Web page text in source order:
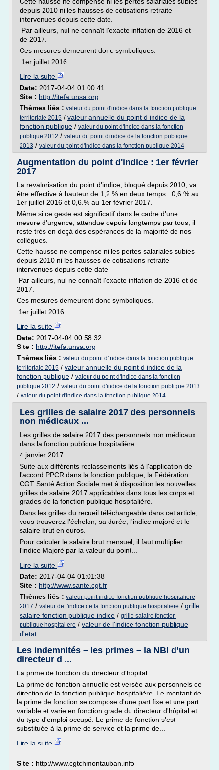
depuis 2010 ni les hausses de cotisations retraite
intervenues depuis cette date.
Par ailleurs, nul ne connaît l'exacte inflation de 2016 et
de 2017.
Ces mesures demeurent donc symboliques.
1er juillet 2016 :...
Lire la suite
Date: 2017-04-04 01:00:41
Site : http://itefa.unsa.org
Thèmes liés : valeur du point d'indice dans la fonction publique
territoriale 2015 / valeur annuelle du point d indice de la
fonction publique / valeur du point d'indice dans la fonction
publique 2012 / valeur du point d'indice de la fonction publique
2013 / valeur du point d'indice dans la fonction publique 2014
Augmentation du point d'indice : 1er février
2017
La revalorisation du point d'indice, bloqué depuis 2010, va
être effective à hauteur de 1,2.% en deux temps : 0,6.% au
1er juillet 2016 et 0,6.% au 1er février 2017.
Même si ce geste est significatif dans le cadre d'une
mesure d'urgence, attendue depuis longtemps par tous, il
reste très en deçà des espérances de la majorité de nos
collègues.
Cette hausse ne compense ni les pertes salariales subies
depuis 2010 ni les hausses de cotisations retraite
intervenues depuis cette date.
Par ailleurs, nul ne connaît l'exacte inflation de 2016 et de
2017.
Ces mesures demeurent donc symboliques.
1er juillet 2016 :...
Lire la suite
Date: 2017-04-04 00:58:32
Site : http://itefa.unsa.org
Thèmes liés : valeur du point d'indice dans la fonction publique
territoriale 2015 / valeur annuelle du point d indice de la
fonction publique / valeur du point d'indice dans la fonction
publique 2012 / valeur du point d'indice de la fonction publique 2013
/ valeur du point d'indice dans la fonction publique 2014
Les grilles de salaire 2017 des personnels
non médicaux ...
Les grilles de salaire 2017 des personnels non médicaux
dans la fonction publique hospitalière
4 janvier 2017
Suite aux différents reclassements liés à l'application de
l'accord PPCR dans la fonction publique, la Fédération
CGT Santé Action Sociale met à disposition les nouvelles
grilles de salaire 2017 applicables dans tous les corps et
grades de la fonction publique hospitalière.
Dans les grilles du recueil téléchargeable dans cet article,
vous trouverez l'échelon, sa durée, l'indice majoré et le
salaire brut en euros.
Pour calculer le salaire brut mensuel, il faut multiplier
l'indice Majoré par la valeur du point...
Lire la suite
Date: 2017-04-04 01:01:38
Site : http://www.sante.cgt.fr
Thèmes liés : valeur point indice fonction publique hospitaliere
2017 / valeur de l'indice de la fonction publique hospitaliere / grille
salaire fonction publique indice / grille salaire fonction
publique hospitaliere / valeur de l'indice fonction publique
d'etat
Les indemnités – les primes – la NBI d’un
directeur d ...
La prime de fonction du directeur d'hôpital
La prime de fonction annuelle est versée aux personnels de
direction de la fonction publique hospitalière. Le montant de
la prime de fonction se compose d'une part fixe et une part
variable et varie en fonction grade du directeur d'hôpital et
du type d'emploi occupé. Le prime de fonction s'est
substituée à la prime de service et la prime de...
Lire la suite
Site : http://www.cgtchmontauban.info